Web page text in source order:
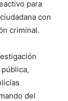
para
con
criminal.
del